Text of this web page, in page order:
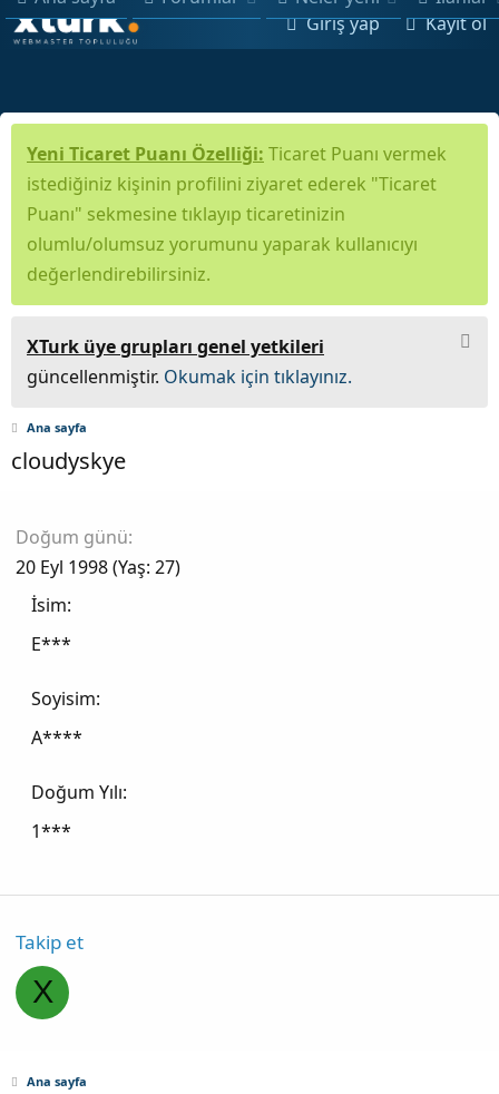
Giriş yap Kayıt ol
Yeni Ticaret Puanı Özelliği: Ticaret Puanı vermek
istediğiniz kişinin profilini ziyaret ederek "Ticaret
Puanı" sekmesine tıklayıp ticaretinizin
olumlu/olumsuz yorumunu yaparak kullanıcıyı
değerlendirebilirsiniz.
XTurk üye grupları genel yetkileri
güncellenmiştir. Okumak için tıklayınız.
Ana sayfa
cloudyskye
Doğum günü
20 Eyl 1998 (Yaş: 27)
İsim
E***
Soyisim
A****
Doğum Yılı
1***
Takip et
X
Ana sayfa